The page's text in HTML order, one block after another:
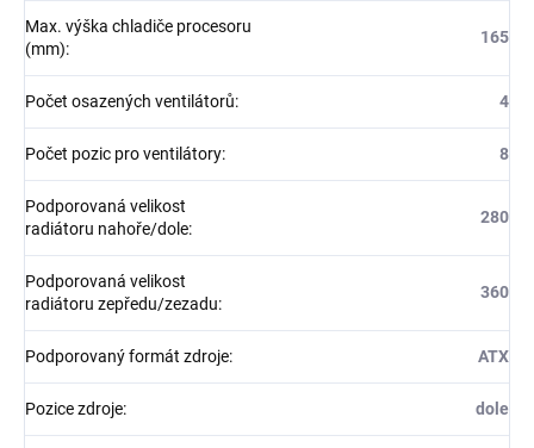
Max. výška chladiče procesoru
(mm):
165
Počet osazených ventilátorů: 4
Počet pozic pro ventilátory: 8
Podporovaná velikost
radiátoru nahoře/dole:
280
Podporovaná velikost
radiátoru zepředu/zezadu:
360
Podporovaný formát zdroje: ATX
Pozice zdroje: dole